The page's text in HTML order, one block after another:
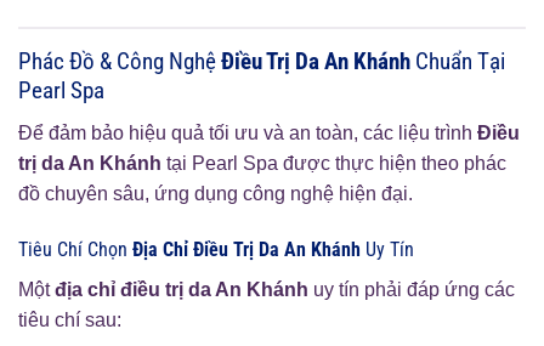
Phác Đồ & Công NghệĐiều Trị Da An Khánh Chuẩn Tại
Pearl Spa
Để đảm bảo hiệu quả tối ưu và an toàn, các liệu trình Điều
trị da An Khánh tại Pearl Spa được thực hiện theo phác
đồ chuyên sâu, ứng dụng công nghệ hiện đại.
Tiêu Chí Chọn Địa Chỉ Điều Trị Da An Khánh Uy Tín
Mộtđịa chỉ điều trị da An Khánh uy tín phải đáp ứng các
tiêu chí sau: